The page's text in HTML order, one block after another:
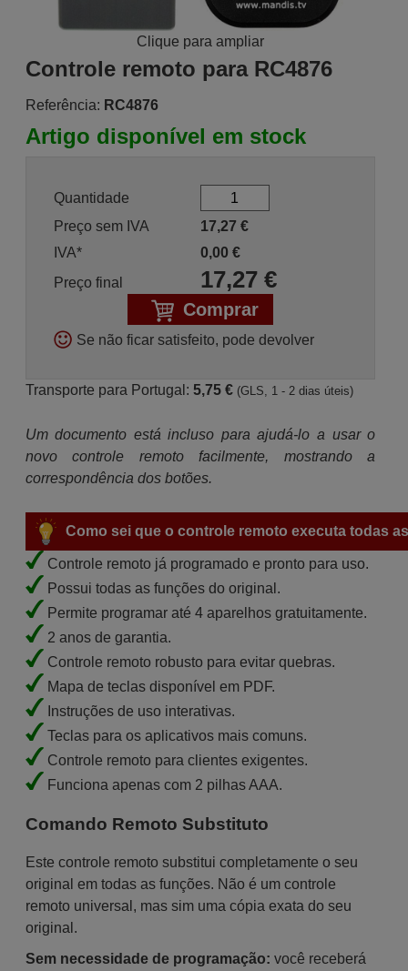
Clique para ampliar
Controle remoto para RC4876
Referência: RC4876
Artigo disponível em stock
Quantidade
Preço sem IVA
17,27 €
IVA*
0,00 €
Preço final
17,27€
Comprar
Se não ficar satisfeito, pode devolver
Transporte para Portugal: 5,75 € (GLS, 1 - 2 dias úteis)
Um documento está incluso para ajudá-lo a usar o
novo controle remoto facilmente, mostrando a
correspondência dos botões.
Como sei que o controle remoto executa todas
Controle remoto já programado e pronto para uso.
Possui todas as funções do original.
Permite programar até 4 aparelhos gratuitamente.
2 anos de garantia.
Controle remoto robusto para evitar quebras.
Mapa de teclas disponível em PDF.
Instruções de uso interativas.
Teclas para os aplicativos mais comuns.
Controle remoto para clientes exigentes.
Funciona apenas com 2 pilhas AAA.
Comando Remoto Substituto
Este controle remoto substitui completamente o seu
original em todas as funções. Não é um controle
remoto universal, mas sim uma cópia exata do seu
original.
Sem necessidade de programação: você receberá